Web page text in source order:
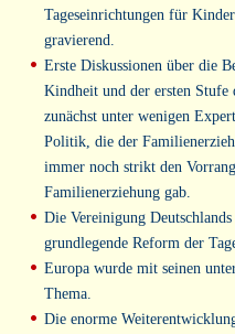
Tageseinrichtungen für
gravierend.
Erste Diskussionen über die
Kindheit und der ersten Stufe
zunächst unter wenigen
Politik, die der
immer noch strikt den
Familienerziehung gab.
Die Vereinigung
grundlegende Reform der
Europa wurde mit seinen
Thema.
Die enorme